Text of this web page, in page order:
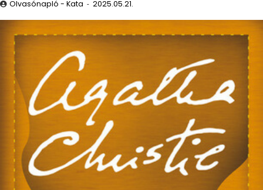
Olvasónapló - Kata 2025.05.21.